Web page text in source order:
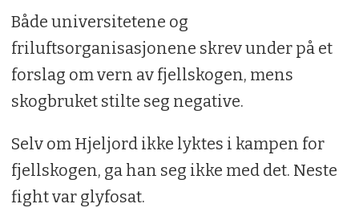
Både universitetene og
friluftsorganisasjonene skrev under på et
forslag om vern av fjellskogen, mens
skogbruket stilte seg negative.
Selv om Hjeljord ikke lyktes i kampen for
fjellskogen, ga han seg ikke med det. Neste
fight var glyfosat.